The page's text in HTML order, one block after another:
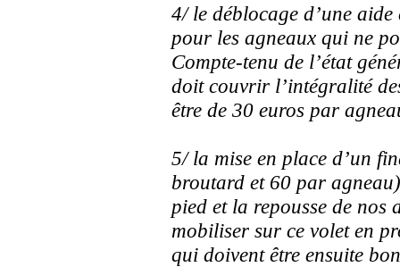
4/ le déblocage d’une
pour les agneaux qui ne
Compte-tenu de l’état
doit couvrir l’intégralité
être de 30 euros par
5/ la mise en place d’un
broutard et 60 par
pied et la repousse de nos
mobiliser sur ce volet en
qui doivent être ensuite